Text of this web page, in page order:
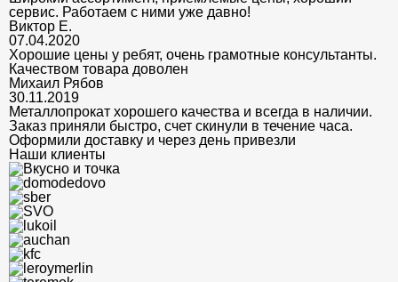
сервис. Работаем с ними уже давно!
Виктор Е.
07.04.2020
Хорошие цены у ребят, очень грамотные консультанты.
Качеством товара доволен
Михаил Рябов
30.11.2019
Металлопрокат хорошего качества и всегда в наличии.
Заказ приняли быстро, счет скинули в течение часа.
Оформили доставку и через день привезли
Наши клиенты